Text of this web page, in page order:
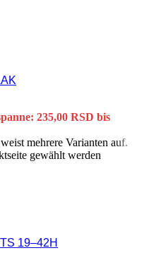
235,00 RSD bis
mehrere Varianten auf.
gewählt werden
19–42H